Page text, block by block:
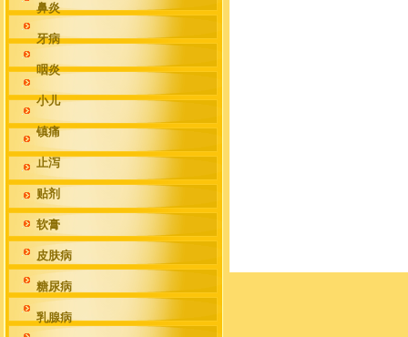
鼻炎
牙病
咽炎
小儿
镇痛
止泻
贴剂
软膏
皮肤病
糖尿病
乳腺病